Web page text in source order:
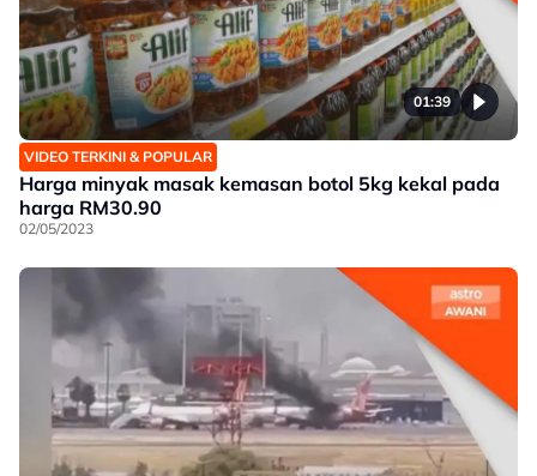
01:39
VIDEO TERKINI & POPULAR
Harga minyak masak kemasan botol 5kg kekal pada
harga RM30.90
02/05/2023